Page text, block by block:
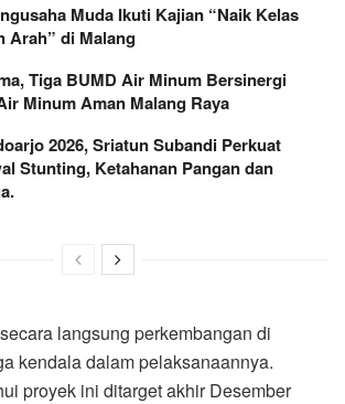
Muda Ikuti Kajian “Naik Kelas
Arah” di Malang
Tiga BUMD Air Minum Bersinergi
Minum Aman Malang Raya
2026, Sriatun Subandi Perkuat
Stunting, Ketahanan Pangan dan
langsung perkembangan di
kendala dalam pelaksanaannya.
proyek ini ditarget akhir Desember